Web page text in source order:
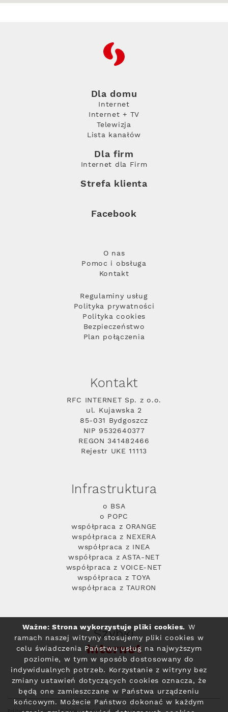
RFC
Dla domu
Internet
Internet + TV
Telewizja
Lista kanałów
Dla firm
Internet dla Firm
Strefa klienta
Facebook
O nas
Pomoc i obsługa
Kontakt
Regulaminy usług
Polityka prywatności
Polityka cookies
Bezpieczeństwo
Plan połączenia
Kontakt
RFC INTERNET Sp. z o.o.
ul. Kujawska 2
85-031 Bydgoszcz
NIP 9532640377
REGON 341482466
Rejestr UKE 11113
Infrastruktura
o BSA
o POPC
współpraca z ORANGE
współpraca z NEXERA
współpraca z INEA
współpraca z ASTA-NET
współpraca z VOICE-NET
współpraca z TOYA
współpraca z TAURON
Szybki
Internet
Ważne: Strona wykorzystuje pliki cookies. W
ramach naszej witryny stosujemy pliki cookies w
celu świadczenia Państwu usług na najwyższym
poziomie, w tym w sposób dostosowany do
indywidualnych potrzeb. Korzystanie z witryny bez
zmiany ustawień dotyczących cookies oznacza, że
będą one zamieszczane w Państwa urządzeniu
końcowym. Możecie Państwo dokonać w każdym